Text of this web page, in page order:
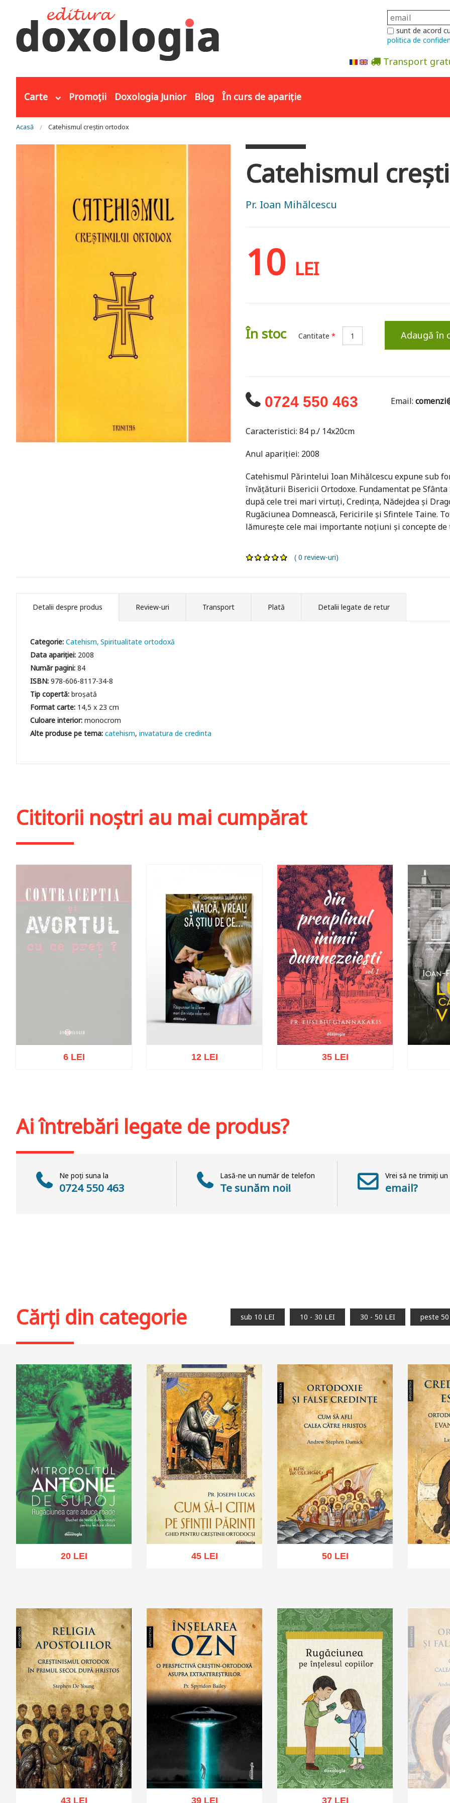
sunt de acord
politica de
Transport
Carte Promoții Doxologia Junior Blog În curs de apariție
Eşti aici
Acasă Catehismul creştin ortodox
Catehismul
Pr. Ioan Mihălcescu
10 LEI
În stoc Cantitate * Adaugă în
0724 550 463 Email:
Caracteristici: 84 p./ 14x20cm
Anul apariţiei: 2008
Catehismul Părintelui Ioan Mihălcescu expune sub
învăţăturii Bisericii Ortodoxe. Fundamentat pe
după cele trei mari virtuţi, Credinţa, Nădejdea şi
Rugăciunea Domnească, Fericirile şi Sfintele Taine.
lămureşte cele mai importante noţiuni şi concepte de
( 0 review-uri)
Detalii despre produs Review-uri Transport Plată Detalii legate de retur
Categorie:Catehism Spiritualitate ortodoxă
Data apariției: 2008
Număr pagini:84
ISBN:978-606-8117-34-8
Tip copertă:broșată
Format carte: 14,5 x 23 cm
Culoare interior:monocrom
catehism invatatura de credinta
Cititorii noștri au mai cumpărat
6 LEI 12 LEI 35 LEI
Ai întrebări legate de produs?
Ne poți suna la
0724 550 463
Lasă-ne un număr de telefon
Te sunăm noi!
Vrei să ne trimiți un
email?
Cărți din categorie sub 10 LEI 10 - 30 LEI 30 - 50 LEI peste
Adaugă în coș Wishlist
20 LEI
Adaugă în coș Wishlist
45 LEI
Adaugă în coș Wishlist
50 LEI
43 LEI 39 LEI 37 LEI